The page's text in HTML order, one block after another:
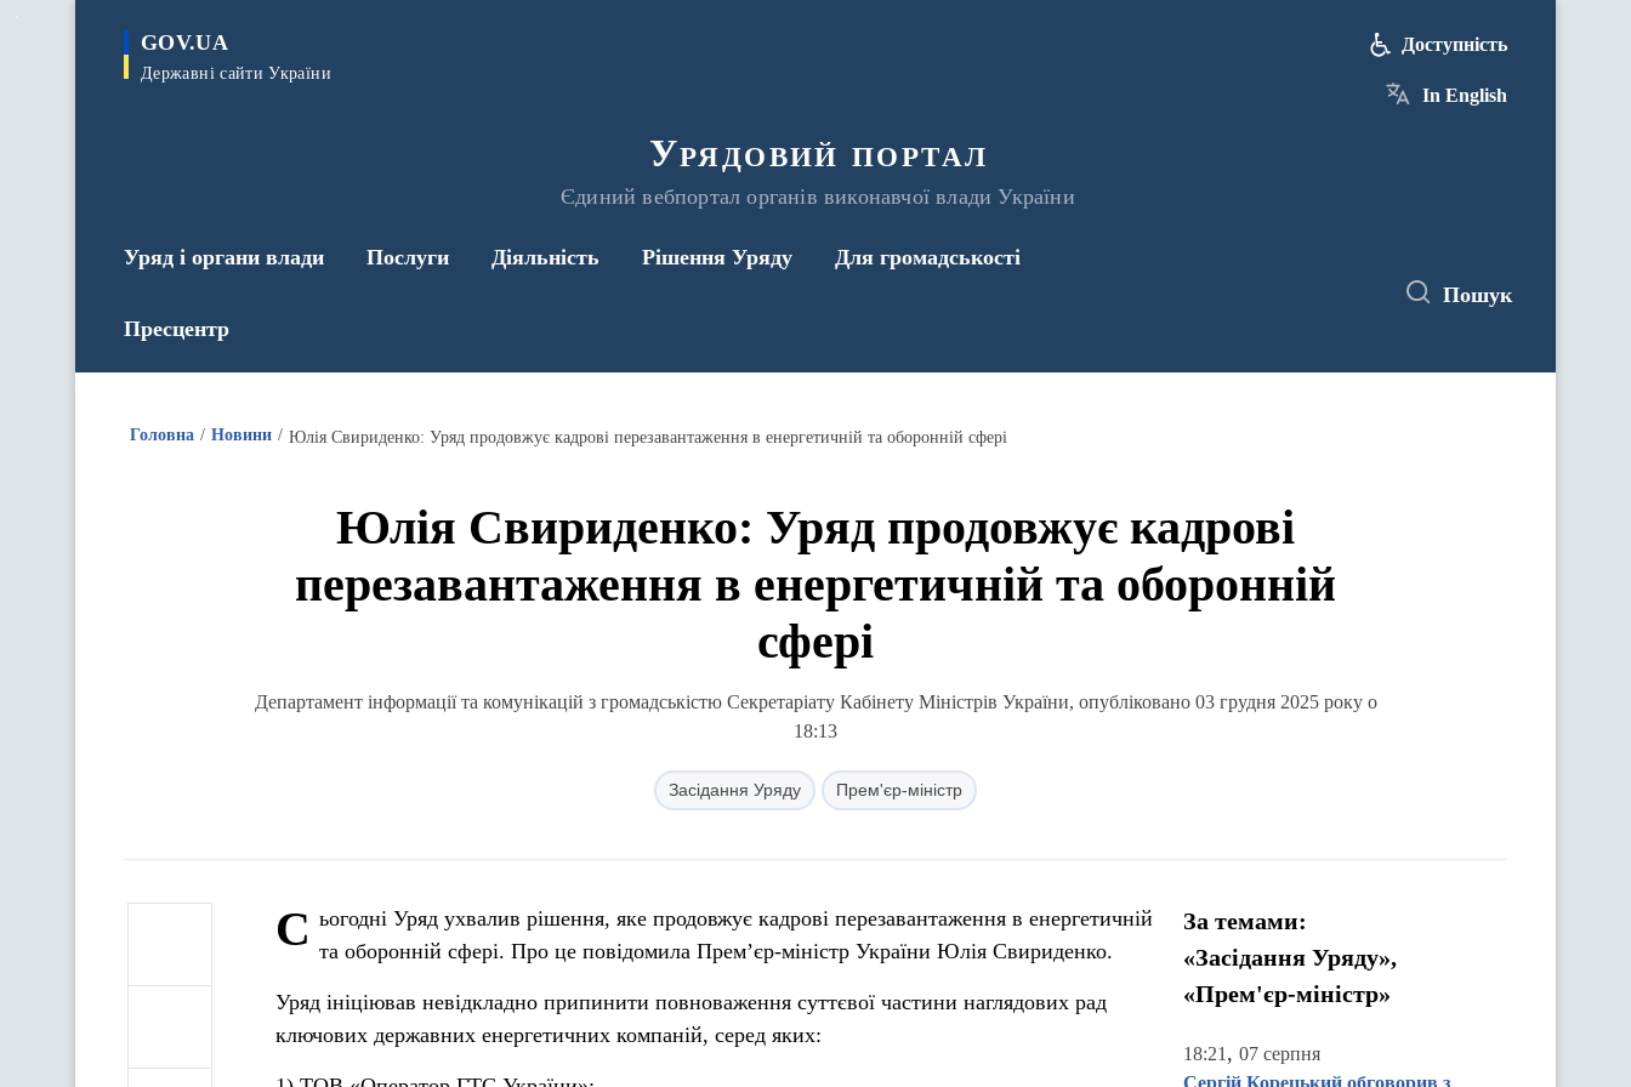
GOV.UA
Державні сайти України
Урядовий портал
Єдиний вебпортал органів виконавчої влади України
Доступність
In English
Уряд і органи влади Послуги Діяльність Рішення Уряду Для громадськості
Пресцентр
Пошук
Головна Новини Юлія Свириденко: Уряд продовжує кадрові перезавантаження в енергетичній та оборонній сфері
Юлія Свириденко: Уряд продовжує кадрові
перезавантаження в енергетичній та оборонній
сфері
Департамент інформації та комунікацій з громадськістю Секретаріату Кабінету Міністрів України, опубліковано 03 грудня 2025 року о
18:13
Засідання Уряду Прем'єр-міністр
С ьогодні Уряд ухвалив рішення, яке продовжує кадрові перезавантаження в енергетичній
та оборонній сфері. Про це повідомила Прем’єр-міністр України Юлія Свириденко.
Уряд ініціював невідкладно припинити повноваження суттєвої частини наглядових рад
ключових державних енергетичних компаній, серед яких:
За темами:
«Засідання Уряду»,
«Прем'єр-міністр»
18:21 , 07 серпня
Сергій Корецький обговорив з